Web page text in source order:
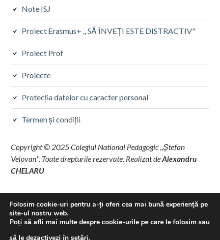
Note ISJ
Proiect Erasmus+ ,, SĂ ÎNVEȚI ESTE DISTRACTIV"
Proiect Prof
Proiecte
Protecţia datelor cu caracter personal
Termen și condiții
Copyright © 2025 Colegiul National Pedagogic ,,Ștefan
Velovan''. Toate drepturile rezervate. Realizat deAlexandru
CHELARU
Folosim cookie-uri pentru a-ți oferi cea mai bună experiență pe
site-ul nostru web.
Poți să afli mai multe despre cookie-urile pe care le folosim sau
să le dezactivezi în setări.